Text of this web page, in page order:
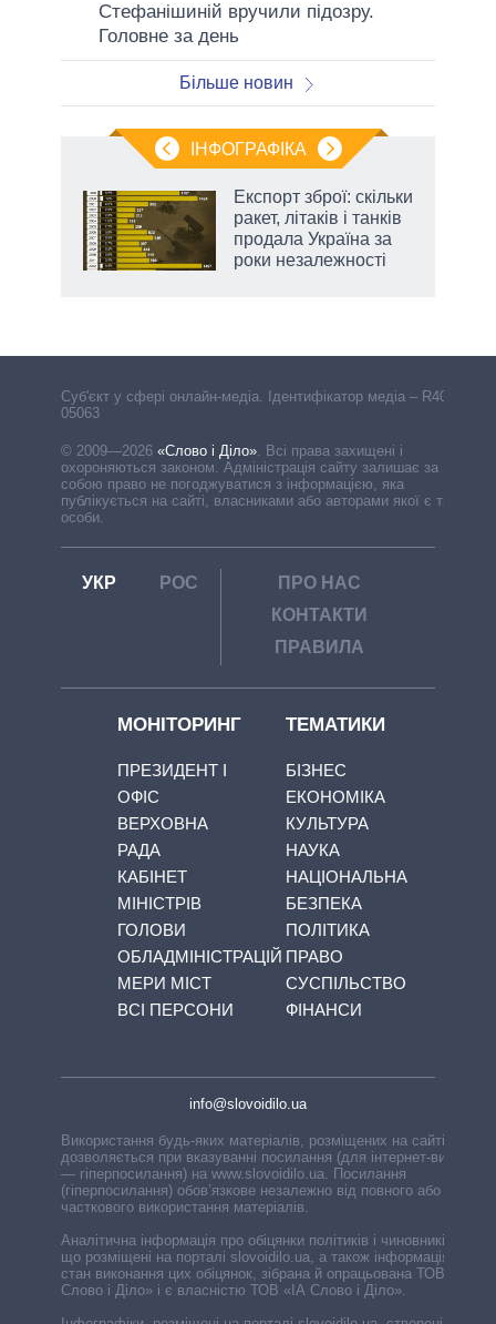
Стефанішиній вручили підозру.
Головне за день
Більше новин
ІНФОГРАФІКА
Експорт зброї: скільки
ракет, літаків і танків
продала Україна за
роки незалежності
Cуб'єкт у сфері онлайн-медіа. Ідентифікатор медіа – R40-
05063
© 2009—2026 «Слово і Діло». Всі права захищені і
охороняються законом. Адміністрація сайту залишає за
собою право не погоджуватися з інформацією, яка
публікується на сайті, власниками або авторами якої є треті
особи.
УКР РОС
ПРО НАС
КОНТАКТИ
ПРАВИЛА
МОНІТОРИНГ
ПРЕЗИДЕНТ І
ОФІС
ВЕРХОВНА
РАДА
КАБІНЕТ
МІНІСТРІВ
ГОЛОВИ
ОБЛАДМІНІСТРАЦІЙ
МЕРИ МІСТ
ВСІ ПЕРСОНИ
ТЕМАТИКИ
БІЗНЕС
ЕКОНОМІКА
КУЛЬТУРА
НАУКА
НАЦІОНАЛЬНА
БЕЗПЕКА
ПОЛІТИКА
ПРАВО
СУСПІЛЬСТВО
ФІНАНСИ
info@slovoidilo.ua
Використання будь-яких матеріалів, розміщених на сайті,
дозволяється при вказуванні посилання (для інтернет-видань
— гіперпосилання) на www.slovoidilo.ua. Посилання
(гіперпосилання) обов’язкове незалежно від повного або
часткового використання матеріалів.
Аналітична інформація про обіцянки політиків і чиновників,
що розміщені на порталі slovoidilo.ua, а також інформація про
стан виконання цих обіцянок, зібрана й опрацьована ТОВ «ІА
Слово і Діло» і є власністю ТОВ «ІА Слово і Діло».